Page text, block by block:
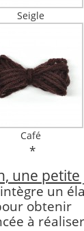
Seigle
Café
*
une
un
obtenir
à